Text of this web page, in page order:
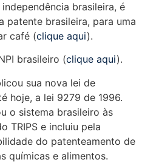
brasileira, é
patente brasileira, para uma
café (clique aqui).
brasileiro (clique aqui).
sua nova lei de
hoje, a lei 9279 de 1996.
o sistema brasileiro às
TRIPS e incluiu pela
do patenteamento de
químicas e alimentos.